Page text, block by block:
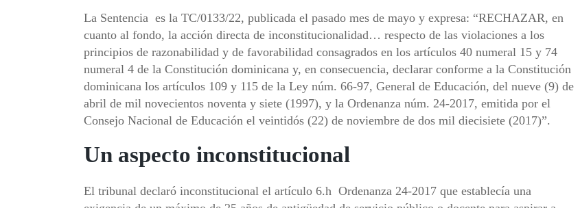
La Sentencia es la TC/0133/22, publicada el pasado mes de mayo y expresa: “RECHAZAR, en
cuanto al fondo, la acción directa de inconstitucionalidad… respecto de las violaciones a los
principios de razonabilidad y de favorabilidad consagrados en los artículos 40 numeral 15 y 74
numeral 4 de la Constitución dominicana y, en consecuencia, declarar conforme a la Constitución
dominicana los artículos 109 y 115 de la Ley núm. 66-97, General de Educación, del nueve (9) de
abril de mil novecientos noventa y siete (1997), y la Ordenanza núm. 24-2017, emitida por el
Consejo Nacional de Educación el veintidós (22) de noviembre de dos mil diecisiete (2017)”.
Un aspecto inconstitucional
El tribunal declaró inconstitucional el artículo 6.h Ordenanza 24-2017 que establecía una